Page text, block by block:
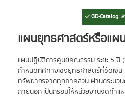
GD-Catalog:
แผนยุทธศาสตร์หรือแ
แผนปฏิบัติการศูนย์คุณธรรม ระยะ 5 ปี
กำหนดทิศทางเชิงยุทธศาสตร์ที่ชัดเจน
ทรัพยากรจากทุกภาคส่วน ผ่านกระบวน
ภายนอก เป็นกรอบให้หน่วยงานจัดทำแ